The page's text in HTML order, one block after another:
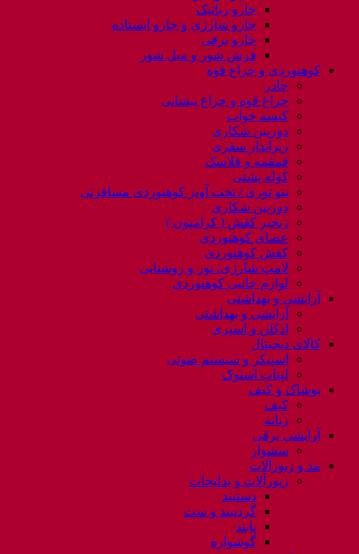
جارو رباتیک
جارو شارژی و جارو ایستاده
جارو برقی
فرش شور و مبل شور
کوهنوردی و چراغ قوه
چادر
چراغ قوه و چراغ پیشانی
کیسه خواب
دوربین شکاری
زیرانداز سفری
قمقمه و فلاسک
کوله پشتی
ننو توری / تخت آویز کوهنوردی مسافرتی
دوربین شکاری
زنجیر کفش ( کرامپون )
عصای کوهنوردی
کفش کوهنوردی
لامپ شارژی، نور و روشنایی
لوازم جانبی کوهنوردی
آرایشی و بهداشتی
آرایشی و بهداشتی
ادکلن و اسپری
کالای دیجیتال
اسپیکر و سیستم صوتی
لپتاب استوک
پوشاک و کیف
کیف
زنانه
آرایشی برقی
سشوار
مد و زیورآلات
زیورآلات و بدلیجات
دستبند
گردنبند و ست
پابند
گوشواره